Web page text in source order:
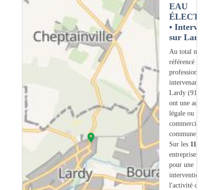
EAU
•
sur Lardy
Au total nous
référencé
professionnels
intervenant sur
Lardy (91) dont
ont une adresse
légale ou
commerciale
commune.
Sur les 11
entreprises une
pour une
intervention sur
l'activité chauffe-